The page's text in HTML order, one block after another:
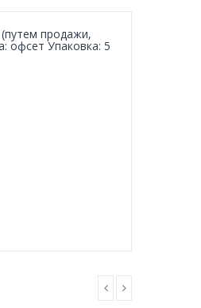
продажи,
офсет Упаковка: 5